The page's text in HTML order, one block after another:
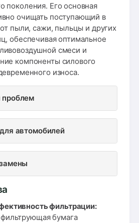
поколения. Его основная
очищать поступающий в
от пыли, сажи, пыльцы и других
обеспечивая оптимальное
смеси и
компоненты силового
износа.
автомобилей
фильтрации:
бумага